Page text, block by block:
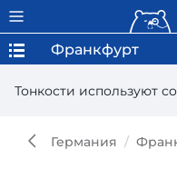
Тонкости используют
Франкфурт
Германия